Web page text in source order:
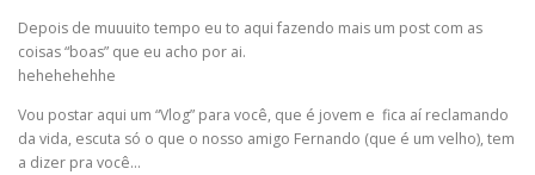
Depois de muuuito tempo eu to aqui fazendo mais um post com as
coisas “boas” que eu acho por ai.
hehehehehhe
Vou postar aqui um “Vlog” para você, que é jovem e fica aí reclamando
da vida, escuta só o que o nosso amigo Fernando (que é um velho), tem
a dizer pra você…